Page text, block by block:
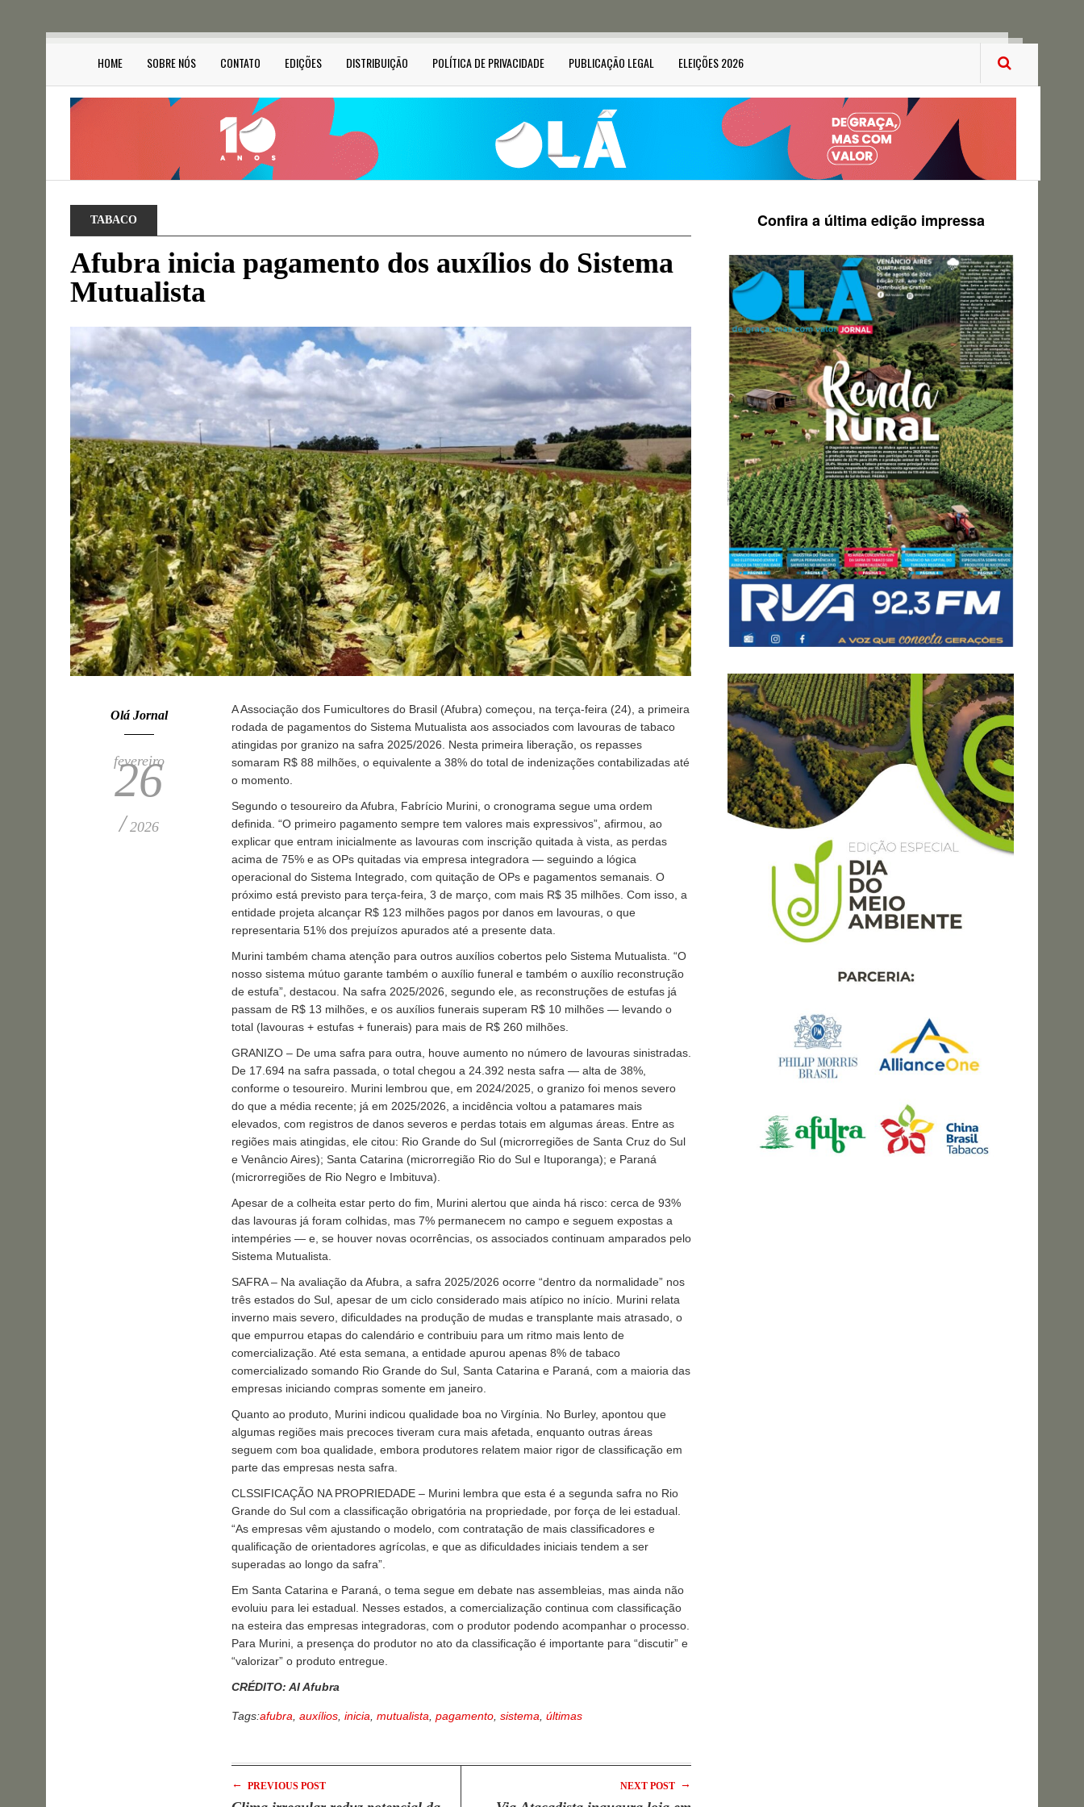
HOME SOBRE NÓS CONTATO EDIÇÕES DISTRIBUIÇÃO POLÍTICA DE PRIVACIDADE PUBLICAÇÃO LEGAL ELEIÇÕES 2026
TABACO
Afubra inicia pagamento dos auxílios do Sistema
Mutualista
Olá Jornal
fevereiro
26
/ 2026
A Associação dos Fumicultores do Brasil (Afubra) começou, na terça-feira (24), a primeira
rodada de pagamentos do Sistema Mutualista aos associados com lavouras de tabaco
atingidas por granizo na safra 2025/2026. Nesta primeira liberação, os repasses
somaram R$ 88 milhões, o equivalente a 38% do total de indenizações contabilizadas até
o momento.
Segundo o tesoureiro da Afubra, Fabrício Murini, o cronograma segue uma ordem
definida. “O primeiro pagamento sempre tem valores mais expressivos”, afirmou, ao
explicar que entram inicialmente as lavouras com inscrição quitada à vista, as perdas
acima de 75% e as OPs quitadas via empresa integradora — seguindo a lógica
operacional do Sistema Integrado, com quitação de OPs e pagamentos semanais. O
próximo está previsto para terça-feira, 3 de março, com mais R$ 35 milhões. Com isso, a
entidade projeta alcançar R$ 123 milhões pagos por danos em lavouras, o que
representaria 51% dos prejuízos apurados até a presente data.
Murini também chama atenção para outros auxílios cobertos pelo Sistema Mutualista. “O
nosso sistema mútuo garante também o auxílio funeral e também o auxílio reconstrução
de estufa”, destacou. Na safra 2025/2026, segundo ele, as reconstruções de estufas já
passam de R$ 13 milhões, e os auxílios funerais superam R$ 10 milhões — levando o
total (lavouras + estufas + funerais) para mais de R$ 260 milhões.
GRANIZO – De uma safra para outra, houve aumento no número de lavouras sinistradas.
De 17.694 na safra passada, o total chegou a 24.392 nesta safra — alta de 38%,
conforme o tesoureiro. Murini lembrou que, em 2024/2025, o granizo foi menos severo
do que a média recente; já em 2025/2026, a incidência voltou a patamares mais
elevados, com registros de danos severos e perdas totais em algumas áreas. Entre as
regiões mais atingidas, ele citou: Rio Grande do Sul (microrregiões de Santa Cruz do Sul
e Venâncio Aires); Santa Catarina (microrregião Rio do Sul e Ituporanga); e Paraná
(microrregiões de Rio Negro e Imbituva).
Apesar de a colheita estar perto do fim, Murini alertou que ainda há risco: cerca de 93%
das lavouras já foram colhidas, mas 7% permanecem no campo e seguem expostas a
intempéries — e, se houver novas ocorrências, os associados continuam amparados pelo
Sistema Mutualista.
SAFRA – Na avaliação da Afubra, a safra 2025/2026 ocorre “dentro da normalidade” nos
três estados do Sul, apesar de um ciclo considerado mais atípico no início. Murini relata
inverno mais severo, dificuldades na produção de mudas e transplante mais atrasado, o
que empurrou etapas do calendário e contribuiu para um ritmo mais lento de
comercialização. Até esta semana, a entidade apurou apenas 8% de tabaco
comercializado somando Rio Grande do Sul, Santa Catarina e Paraná, com a maioria das
empresas iniciando compras somente em janeiro.
Quanto ao produto, Murini indicou qualidade boa no Virgínia. No Burley, apontou que
algumas regiões mais precoces tiveram cura mais afetada, enquanto outras áreas
seguem com boa qualidade, embora produtores relatem maior rigor de classificação em
parte das empresas nesta safra.
CLSSIFICAÇÃO NA PROPRIEDADE – Murini lembra que esta é a segunda safra no Rio
Grande do Sul com a classificação obrigatória na propriedade, por força de lei estadual.
“As empresas vêm ajustando o modelo, com contratação de mais classificadores e
qualificação de orientadores agrícolas, e que as dificuldades iniciais tendem a ser
superadas ao longo da safra”.
Em Santa Catarina e Paraná, o tema segue em debate nas assembleias, mas ainda não
evoluiu para lei estadual. Nesses estados, a comercialização continua com classificação
na esteira das empresas integradoras, com o produtor podendo acompanhar o processo.
Para Murini, a presença do produtor no ato da classificação é importante para “discutir” e
“valorizar” o produto entregue.
CRÉDITO: AI Afubra
Tags:afubra auxílios inicia mutualista pagamento sistema últimas
← PREVIOUS POST NEXT POST →
Confira a última edição impressa